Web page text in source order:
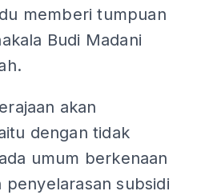
memberi tumpuan
Budi Madani
akan
dengan tidak
umum berkenaan
subsidi